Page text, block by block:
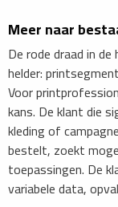
​Meer naar
De rode draad in
helder:
Voor
kans. De klant die
kleding of
bestelt, zoekt
toepassingen. De
variabele data,